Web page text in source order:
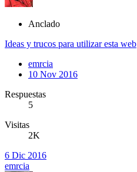
Anclado
Ideas y trucos para utilizar esta web
emrcia
10 Nov 2016
Respuestas
5
Visitas
2K
6 Dic 2016
emrcia